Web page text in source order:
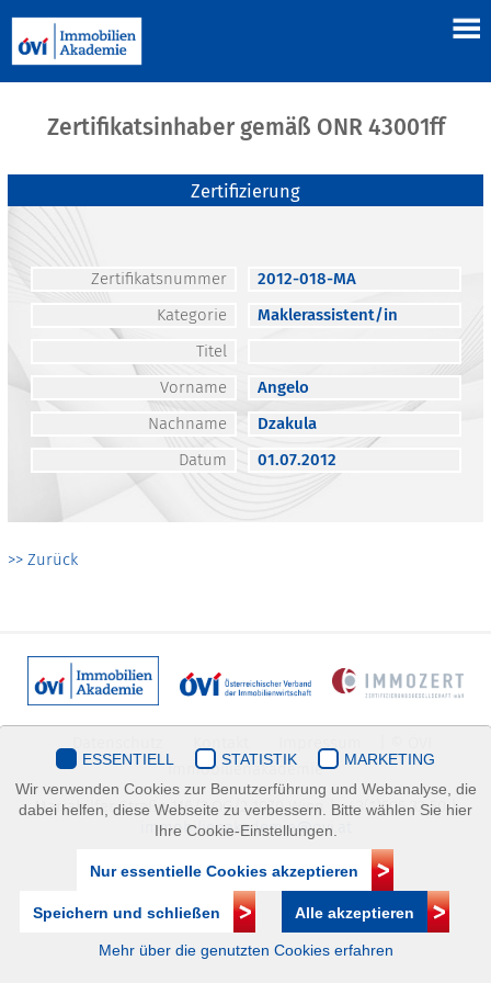
Zertifikatsinhaber gemäß ONR 43001ff
Zertifizierung
Zertifikatsnummer
2012-018-MA
Kategorie
Maklerassistent/in
Titel
Vorname
Angelo
Nachname
Dzakula
Datum
01.07.2012
>> Zurück
Immobilienakademie
Mariahilfer Straße 116/2.OG/2 1070 Wien | +43(1)505 32 50 |
immobilienakademie@ovi.at
ESSENTIELL STATISTIK
MARKETING
Wir verwenden Cookies zur Benutzerführung und Webanalyse, die
dabei helfen, diese Webseite zu verbessern. Bitte wählen Sie hier
Ihre Cookie-Einstellungen.
Nur essentielle Cookies akzeptieren
Speichern und schließen Alle akzeptieren
Mehr über die genutzten Cookies erfahren